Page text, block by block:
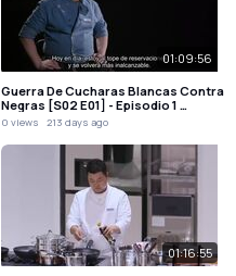
01:09:56
Guerra De Cucharas Blancas Contra
Negras [S02 E01] - Episodio 1 …
0 views 213 days ago
01:16:55